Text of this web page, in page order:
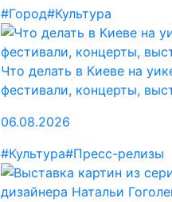
#Город#Культура
Что делать в Киеве на
фестивали, концерты,
06.08.2026
#Культура#Пресс-релизы